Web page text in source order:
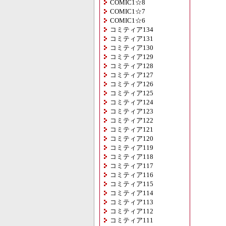
COMIC1☆8
COMIC1☆7
COMIC1☆6
コミティア134
コミティア131
コミティア130
コミティア129
コミティア128
コミティア127
コミティア126
コミティア125
コミティア124
コミティア123
コミティア122
コミティア121
コミティア120
コミティア119
コミティア118
コミティア117
コミティア116
コミティア115
コミティア114
コミティア113
コミティア112
コミティア111